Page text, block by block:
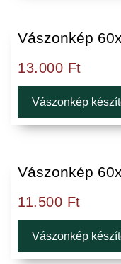
Vászonkép
13.000 Ft
Vászonkép
Vászonkép
11.500 Ft
Vászonkép